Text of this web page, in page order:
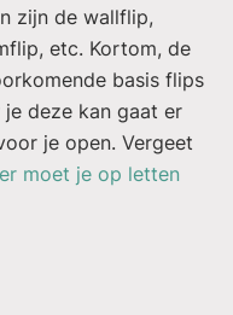
zijn de wallflip,
etc. Kortom, de
basis flips
je deze kan gaat er
je open. Vergeet
moet je op letten